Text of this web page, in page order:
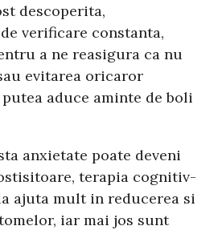
descoperita,
verificare constanta,
a ne reasigura ca nu
evitarea oricaror
aduce aminte de boli
anxietate poate deveni
terapia cognitiv-
ajuta mult in reducerea si
iar mai jos sunt